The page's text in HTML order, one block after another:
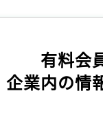
有料会
企業内の情